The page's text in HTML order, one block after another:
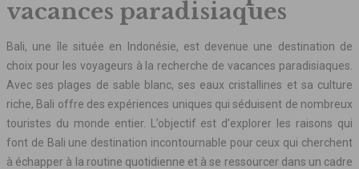
vacances paradisiaques
Bali, une île située en Indonésie, est devenue une destination de
choix pour les voyageurs à la recherche de vacances paradisiaques.
Avec ses plages de sable blanc, ses eaux cristallines et sa culture
riche, Bali offre des expériences uniques qui séduisent de nombreux
touristes du monde entier. L’objectif est d’explorer les raisons qui
font de Bali une destination incontournable pour ceux qui cherchent
à échapper à la routine quotidienne et à se ressourcer dans un cadre